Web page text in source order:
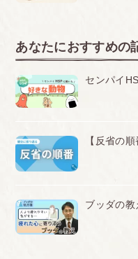
あなたにおすすめの
センパイ
【反省の
ブッダの